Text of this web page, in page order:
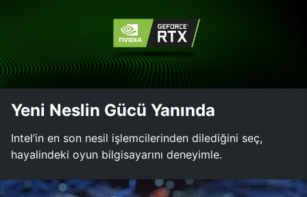
Yeni Neslin Gücü Yanında
Intel’in en son nesil işlemcilerinden dilediğini seç,
hayalindeki oyun bilgisayarını deneyimle.